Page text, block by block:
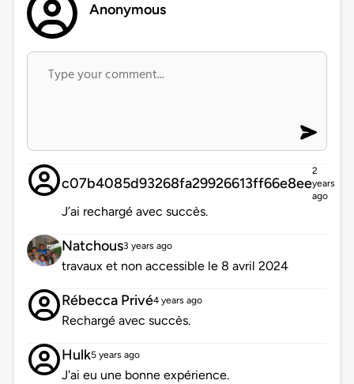
Anonymous
c07b4085d93268fa29926613ff66e8ee
2
years
ago
J’ai rechargé avec succès.
Natchous3 years ago
travaux et non accessible le 8 avril 2024
Rébecca Privé4 years ago
Rechargé avec succès.
Hulk5 years ago
J'ai eu une bonne expérience.